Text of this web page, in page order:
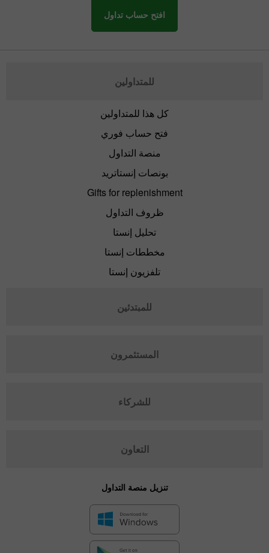
افتح حساب تداول
للمتداولين
كل هذا للمتداولين
فتح حساب فوري
منصة التداول
بونصات إنستاتريد
Gifts for replenishment
ظروف التداول
تحليل إنستا
مخططات إنستا
تلفزيون إنستا
للمبتدئين
المستثمرون
للشركاء
التعاون
تنزيل منصة التداول